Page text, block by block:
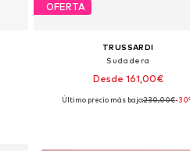
OFERTA
TRUSSARDI
Sudadera
Desde 161,00€
Tallas disponibles: XS, S, M, L,
Último precio más bajo:230,00€-